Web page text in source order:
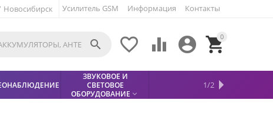
Усилитель GSM Информация Контакты
Новосибирск
0


 

ЗВУКОВОЕ И
СВЕТОВОЕ
ОБОРУДОВАНИЕ 
МЕТАЛЛОДЕТЕКТОР
СФИНКС (SPHINX)
БЕЗОПАСНОСТЬ 
КИСЛОТНЫЕ
АККУМУЛЯТОРЫ 
1/2